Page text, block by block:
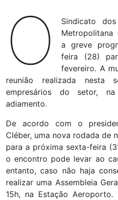
O
Sindicato
Metropolitana
a greve
feira (28)
fevereiro. A
reunião realizada nesta
empresários do setor,
adiamento.
De acordo com o
Cléber, uma nova rodada de
para a próxima sexta-feira
o encontro pode levar ao
entanto, caso não haja
realizar uma Assembleia
15h, na Estação